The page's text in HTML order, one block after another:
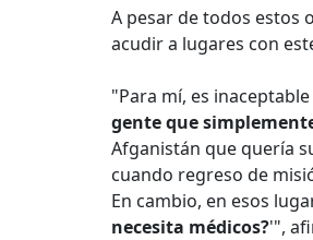
A pesar de todos estos
acudir a lugares con
"Para mí, es
gente que
Afganistán que quería
cuando regreso de
En cambio, en esos
necesita médicos?'",